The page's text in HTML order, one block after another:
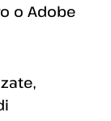
o Adobe